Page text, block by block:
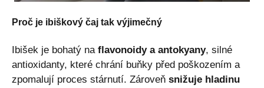
Proč je ibiškový čaj tak výjimečný
Ibišek je bohatý na flavonoidy a antokyany, silné
antioxidanty, které chrání buňky před poškozením a
zpomalují proces stárnutí. Zároveň snižuje hladinu